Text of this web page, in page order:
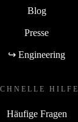
Blog
Presse
↪ Engineering
HILFE
Häufige Fragen